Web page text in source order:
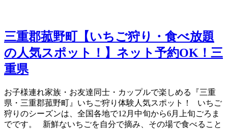
三重郡菰野町【いちご狩り・食べ放題
の人気スポット！】ネット予約OK！三
重県
お子様連れ家族・お友達同士・カップルで楽しめる『三重
県・三重郡菰野町』いちご狩り体験人気スポット！ いちご
狩りのシーズンは、全国各地で12月中旬から6月上旬ごろま
でです。 新鮮ないちごを自分で摘み、その場で食べること